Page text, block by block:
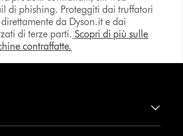
di phishing. Proteggiti dai truffatori
da Dyson.it e dai
di terze parti. Scopri di più sulle
contraffatte.